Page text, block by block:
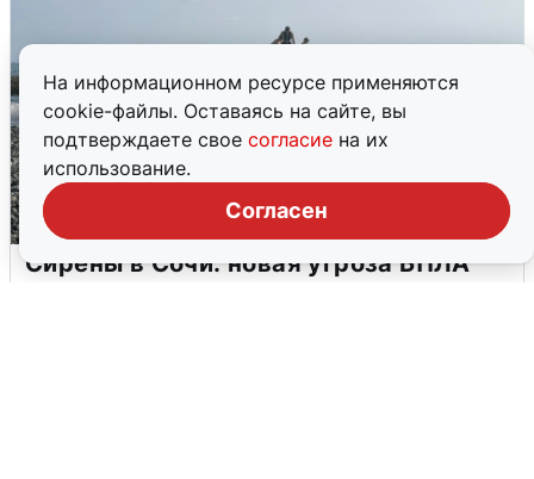
На информационном ресурсе применяются
cookie-файлы. Оставаясь на сайте, вы
подтверждаете свое согласие на их
использование.
Согласен
Сирены в Сочи: новая угроза БПЛА